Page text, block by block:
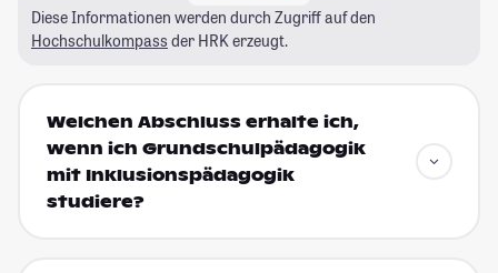
Diese Informationen werden durch Zugriff auf den
Hochschulkompass der HRK erzeugt.
Welchen Abschluss erhalte ich,
wenn ich Grundschulpädagogik
mit Inklusionspädagogik
studiere?